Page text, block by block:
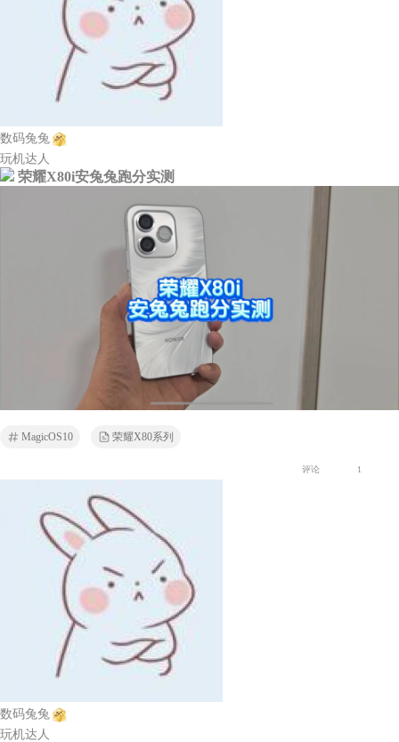
数码兔兔
玩机达人
荣耀X80i安兔兔跑分实测
MagicOS10 荣耀X80系列
评论 1
数码兔兔
玩机达人